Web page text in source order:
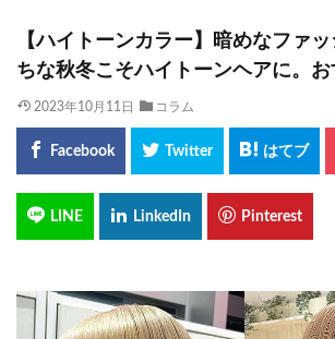
【ハイトーンカラー】暗めなファ
ちな秋冬こそハイトーンヘアに。
2023年10月11日 コラム